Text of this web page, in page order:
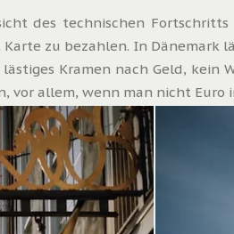
des technischen
zu bezahlen. In Dänemark
Kramen nach Geld,
allem, wenn man nicht Euro